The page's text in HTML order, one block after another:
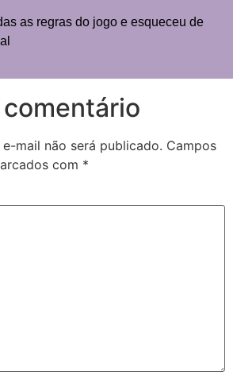
as regras do jogo e esqueceu de
mail não será publicado. Campos
com *